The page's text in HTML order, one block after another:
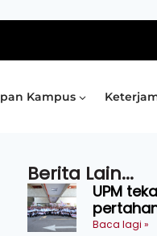
Kampus
Berita Lain...
UPM
Baca lagi »